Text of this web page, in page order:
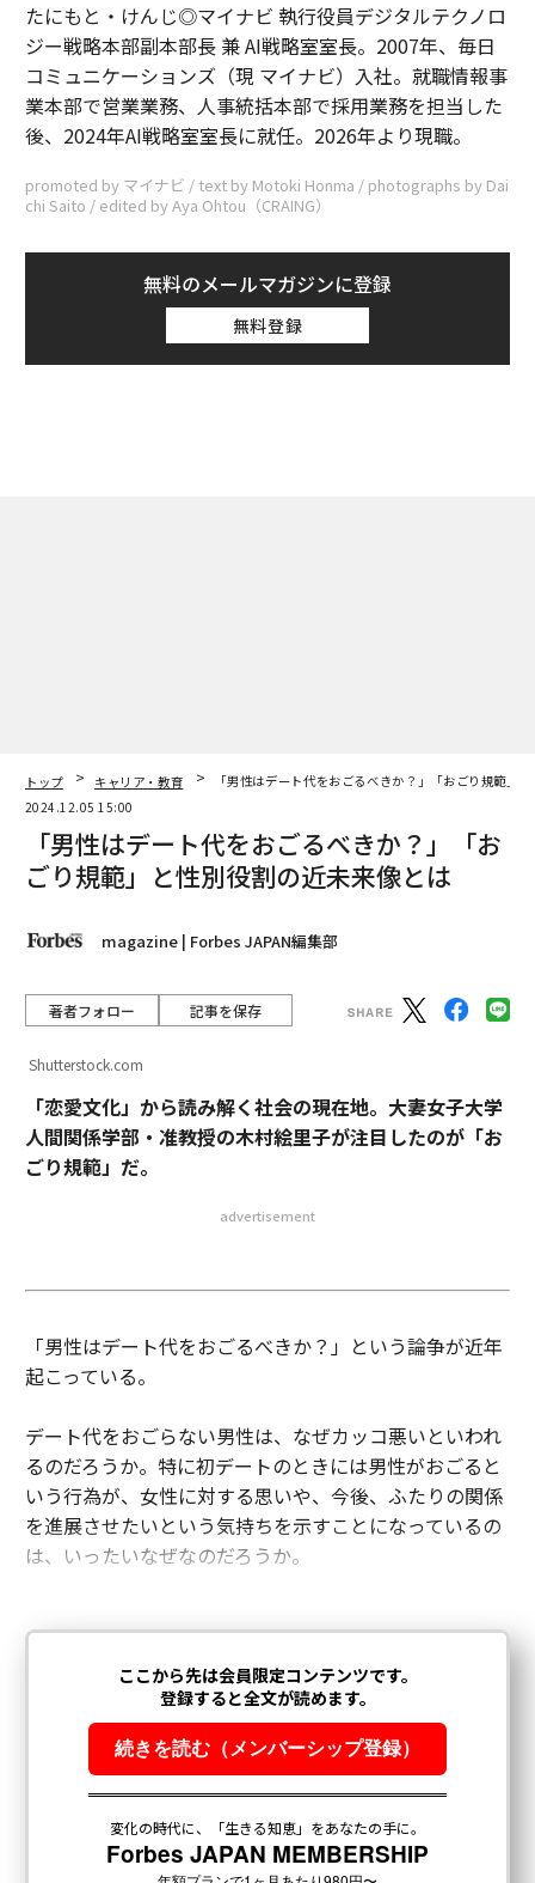
たにもと・けんじ◎マイナビ 執行役員デジタルテクノロ
ジー戦略本部副本部長 兼 AI戦略室室長。2007年、毎日
コミュニケーションズ（現 マイナビ）入社。就職情報事
業本部で営業業務、人事統括本部で採用業務を担当した
後、2024年AI戦略室室長に就任。2026年より現職。
promoted by マイナビ / text by Motoki Honma / photographs by Dai
chi Saito / edited by Aya Ohtou（CRAING）
無料のメールマガジンに登録
無料登録
トップ キャリア・教育
「男性はデート代をおごるべきか？」「おごり規範」
2024.12.05 15:00
「男性はデート代をおごるべきか？」「お
ごり規範」と性別役割の近未来像とは
magazine | Forbes JAPAN編集部
著者フォロー 記事を保存
Shutterstock.com
「恋愛文化」から読み解く社会の現在地。大妻女子大学
人間関係学部・准教授の木村絵里子が注目したのが「お
ごり規範」だ。
advertisement
「男性はデート代をおごるべきか？」という論争が近年
起こっている。
デート代をおごらない男性は、なぜカッコ悪いといわれ
るのだろうか。特に初デートのときには男性がおごると
いう行為が、女性に対する思いや、今後、ふたりの関係
を進展させたいという気持ちを示すことになっているの
は、いったいなぜなのだろうか。